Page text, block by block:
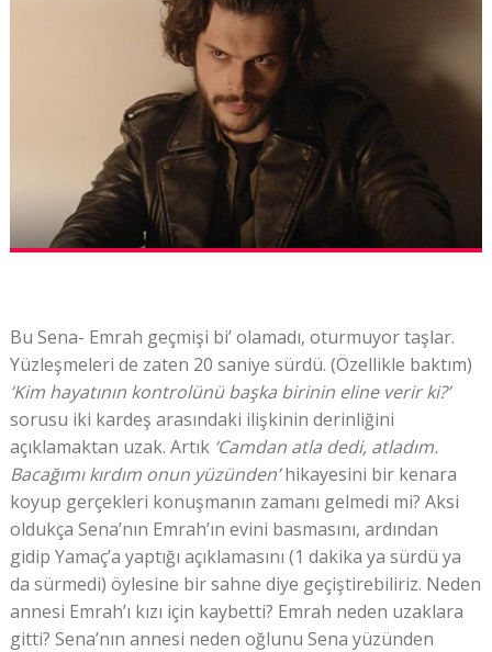
Bu Sena- Emrah geçmişi bi’ olamadı, oturmuyor taşlar.
Yüzleşmeleri de zaten 20 saniye sürdü. (Özellikle baktım)
‘Kim hayatının kontrolünü başka birinin eline verir ki?’
sorusu iki kardeş arasındaki ilişkinin derinliğini
açıklamaktan uzak. Artık ‘Camdan atla dedi, atladım.
Bacağımı kırdım onun yüzünden’hikayesini bir kenara
koyup gerçekleri konuşmanın zamanı gelmedi mi? Aksi
oldukça Sena’nın Emrah’ın evini basmasını, ardından
gidip Yamaç’a yaptığı açıklamasını (1 dakika ya sürdü ya
da sürmedi) öylesine bir sahne diye geçiştirebiliriz. Neden
annesi Emrah’ı kızı için kaybetti? Emrah neden uzaklara
gitti? Sena’nın annesi neden oğlunu Sena yüzünden